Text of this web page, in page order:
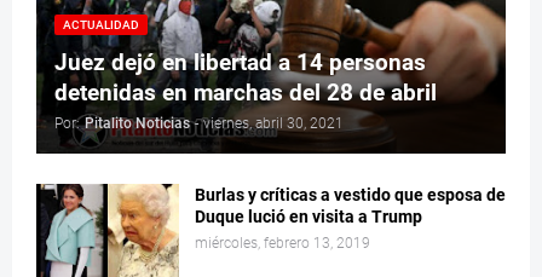
ACTUALIDAD
Juez dejó en libertad a 14 personas
detenidas en marchas del 28 de abril
Por: Pitalito Noticias - viernes, abril 30, 2021
Burlas y críticas a vestido que esposa de
Duque lució en visita a Trump
miércoles, febrero 13, 2019